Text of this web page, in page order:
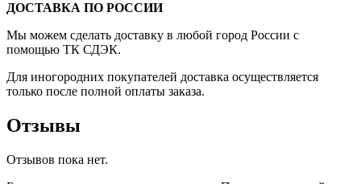
ДОСТАВКА ПО РОССИИ
Мы можем сделать доставку в любой город России с
помощью ТК СДЭК.
Для иногородних покупателей доставка осуществляется
только после полной оплаты заказа.
Отзывы
Отзывов пока нет.